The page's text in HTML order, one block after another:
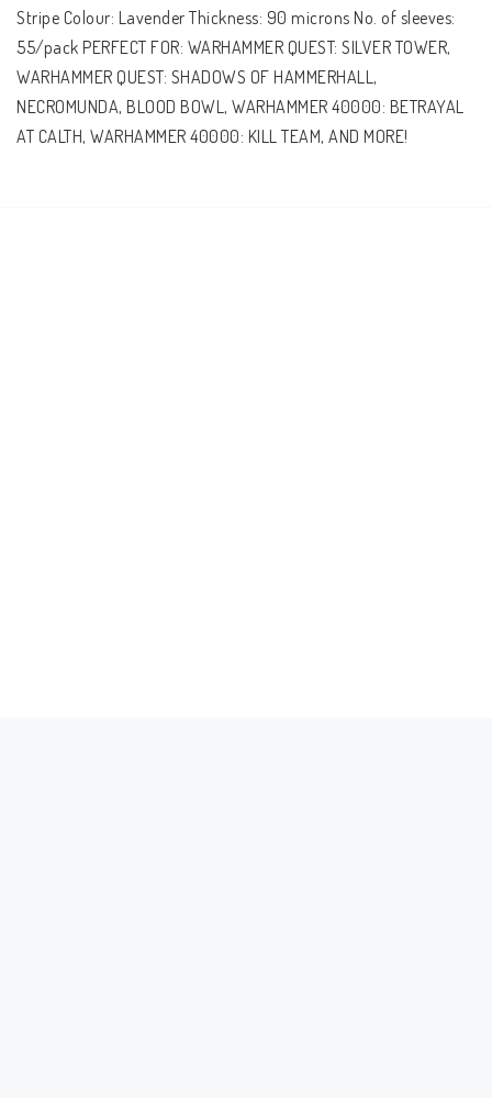
Stripe Colour: Lavender Thickness: 90 microns No. of sleeves:
55/pack PERFECT FOR: WARHAMMER QUEST: SILVER TOWER,
WARHAMMER QUEST: SHADOWS OF HAMMERHALL,
NECROMUNDA, BLOOD BOWL, WARHAMMER 40000: BETRAYAL
AT CALTH, WARHAMMER 40000: KILL TEAM, AND MORE!